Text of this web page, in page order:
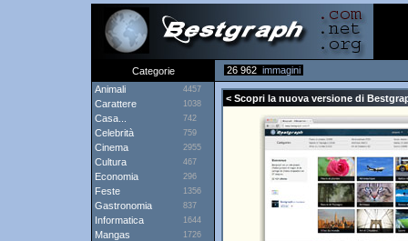
Categorie 26 962 immagini
Animali
4457
Carattere 1038
Casa... 742
Celebrità 759
Cinema 2955
Cultura 467
Economia 296
Feste 1356
Gastronomia 837
Informatica 1644
Mangas 1726
< Scopri la nuova versione di